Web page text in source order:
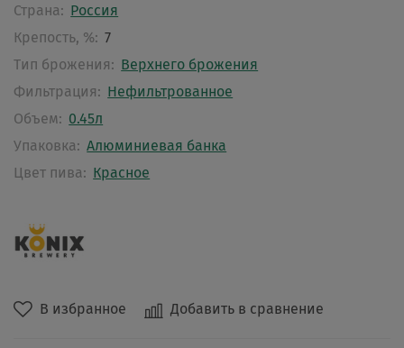
В избранное Добавить в сравнение
Страна: Россия
Крепость, %: 7
Тип брожения: Верхнего брожения
Фильтрация: Нефильтрованное
Объем: 0.45л
Упаковка: Алюминиевая банка
Цвет пива: Красное